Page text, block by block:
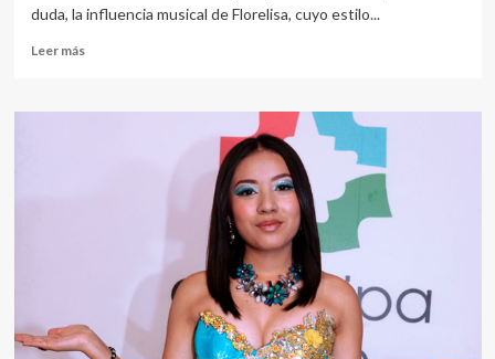
duda, la influencia musical de Florelisa, cuyo estilo...
Leer másLeer
Florelisa